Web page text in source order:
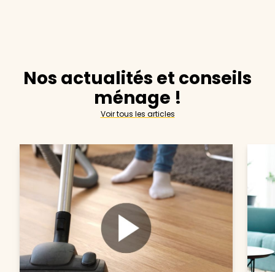
Nos actualités et conseils
ménage !
Voir tous les articles